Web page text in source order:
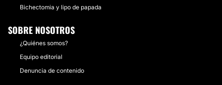
Bichectomia y lipo de papada
SOBRE NOSOTROS
¿Quiénes somos?
Equipo editorial
Denuncia de contenido